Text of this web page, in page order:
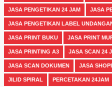
JASA PENGETIKAN 24 JAM JASA
JASA PENGETIKAN LABEL
JASA PRINT BUKU JASA PRINT
JASA PRINTING A3 JASA SCAN 24
JASA SCAN DOKUMEN JASA
JILID SPIRAL PERCETAKAN 24JAM